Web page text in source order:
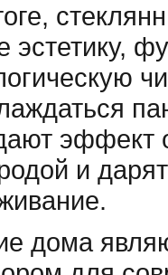
эстетику,
эффект
и
дома